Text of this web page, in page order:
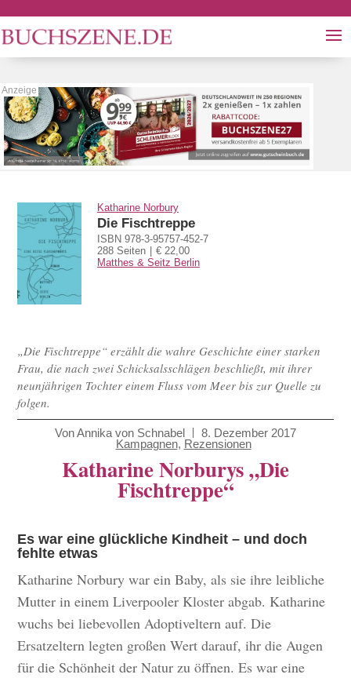
Katharine Norbury
Die Fischtreppe
ISBN 978-3-95757-452-7
288 Seiten
€ 22,00
Matthes & Seitz Berlin
„Die Fischtreppe“ erzählt die wahre Geschichte einer starken
Frau, die nach zwei Schicksalsschlägen beschließt, mit ihrer
neunjährigen Tochter einem Fluss vom Meer bis zur Quelle zu
folgen.
VonAnnika von Schnabel
8. Dezember 2017
Kampagnen, Rezensionen
Katharine Norburys „Die
Fischtreppe“
Es war eine glückliche Kindheit – und doch
fehlte etwas
Katharine Norbury war ein Baby, als sie ihre leibliche
Mutter in einem Liverpooler Kloster abgab. Katharine
wuchs bei liebevollen Adoptiveltern auf. Die
Ersatzeltern legten großen Wert darauf, ihr die Augen
für die Schönheit der Natur zu öffnen. Es war eine